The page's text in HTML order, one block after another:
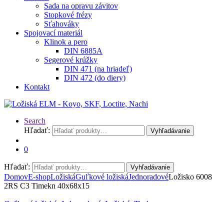
Sada na opravu závitov
Stopkové frézy
Sťahováky
Spojovací materiál
Klinok a pero
DIN 6885A
Segerové krúžky
DIN 471 (na hriadeľ)
DIN 472 (do diery)
Kontakt
Search
Hľadať:
Vyhľadávanie
0
Hľadať: Vyhľadávanie
DomovE-shopLožiskáGuľkové ložiskáJednoradovéLožisko 6008
2RS C3 Timekn 40x68x15